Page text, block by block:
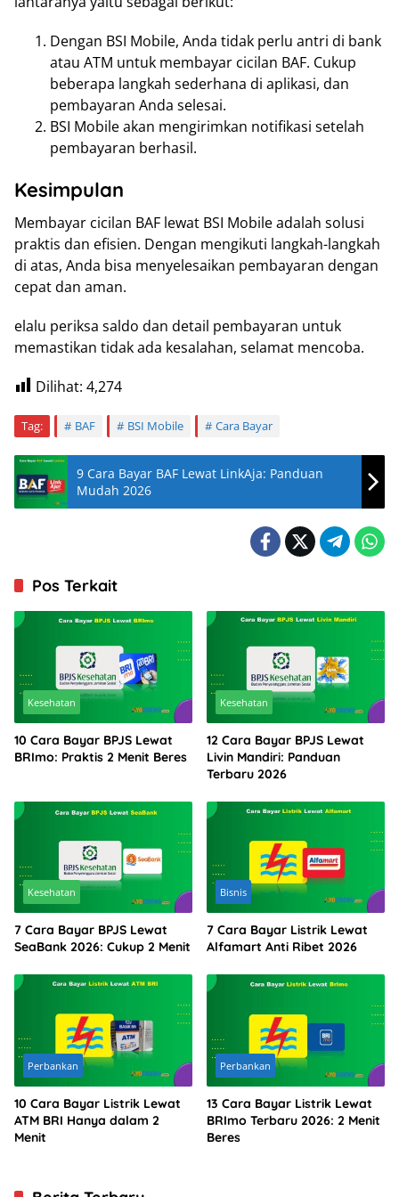
Dengan BSI Mobile, Anda tidak perlu antri di bank
atau ATM untuk membayar cicilan BAF. Cukup
beberapa langkah sederhana di aplikasi, dan
pembayaran Anda selesai.
BSI Mobile akan mengirimkan notifikasi setelah
pembayaran berhasil.
Kesimpulan
Membayar cicilan BAF lewat BSI Mobile adalah solusi
praktis dan efisien. Dengan mengikuti langkah-langkah
di atas, Anda bisa menyelesaikan pembayaran dengan
cepat dan aman.
elalu periksa saldo dan detail pembayaran untuk
memastikan tidak ada kesalahan, selamat mencoba.
Dilihat: 4,274
Tag: BAF BSI Mobile Cara Bayar
9 Cara Bayar BAF Lewat LinkAja: Panduan
Mudah 2026
Pos Terkait
Kesehatan
10 Cara Bayar BPJS Lewat
BRImo: Praktis 2 Menit Beres
Kesehatan
12 Cara Bayar BPJS Lewat
Livin Mandiri: Panduan
Terbaru 2026
Kesehatan
7 Cara Bayar BPJS Lewat
SeaBank 2026: Cukup 2 Menit
Bisnis
7 Cara Bayar Listrik Lewat
Alfamart Anti Ribet 2026
Perbankan
10 Cara Bayar Listrik Lewat
ATM BRI Hanya dalam 2
Menit
Perbankan
13 Cara Bayar Listrik Lewat
BRImo Terbaru 2026: 2 Menit
Beres